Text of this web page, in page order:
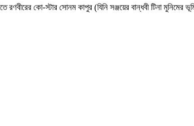
কো-স্টার সোনম কাপুর (যিনি সঞ্জয়ের বান্ধবী টিনা